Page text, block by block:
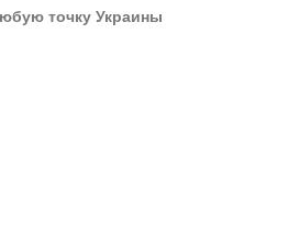
точку Украины